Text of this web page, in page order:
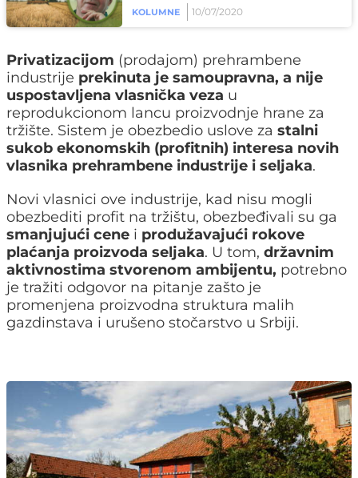
KOLUMNE 10/07/2020
Privatizacijom (prodajom) prehrambene
industrije prekinuta je samoupravna, a nije
uspostavljena vlasnička veza u
reprodukcionom lancu proizvodnje hrane za
tržište. Sistem je obezbedio uslove za stalni
sukob ekonomskih (profitnih) interesa novih
vlasnika prehrambene industrije i seljaka.
Novi vlasnici ove industrije, kad nisu mogli
obezbediti profit na tržištu, obezbeđivali su ga
smanjujući cene i produžavajući rokove
plaćanja proizvoda seljaka. U tom, državnim
aktivnostima stvorenom ambijentu, potrebno
je tražiti odgovor na pitanje zašto je
promenjena proizvodna struktura malih
gazdinstava i urušeno stočarstvo u Srbiji.